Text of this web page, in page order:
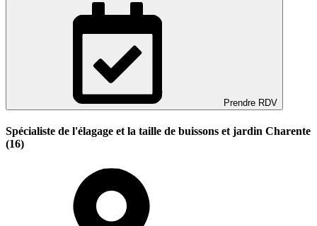
Prendre RDV
Spécialiste de l'élagage et la taille de buissons et jardin Charente
(16)